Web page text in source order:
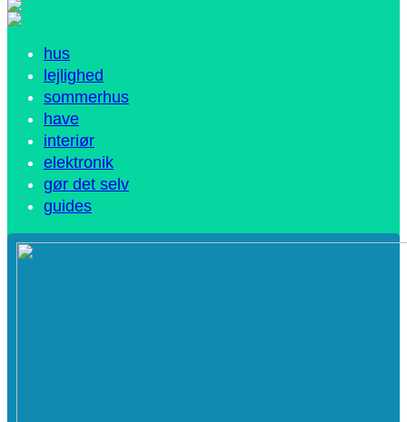
hus
lejlighed
sommerhus
have
interiør
elektronik
gør det selv
guides